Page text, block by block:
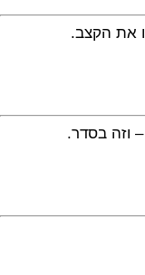
את הקצב.
וזה בסדר.